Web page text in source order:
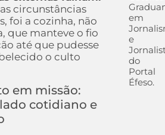
circunstâncias
foi a cozinha, não
que manteve o fio
até que pudesse
o culto
em missão:
cotidiano e
em
e
do
Portal
Éfeso.